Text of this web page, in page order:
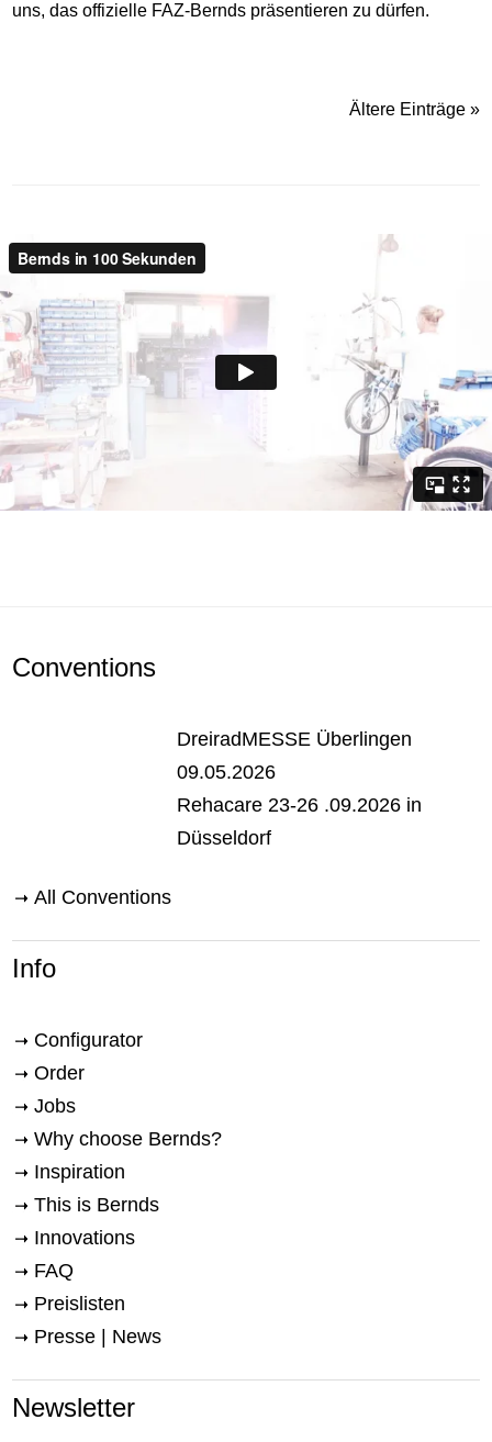
uns, das offizielle FAZ-Bernds präsentieren zu dürfen.
Ältere Einträge »
Conventions
DreiradMESSE Überlingen
09.05.2026
Rehacare 23-26 .09.2026 in
Düsseldorf
All Conventions
Info
Configurator
Order
Jobs
Why choose Bernds?
Inspiration
This is Bernds
Innovations
FAQ
Preislisten
Presse | News
Newsletter